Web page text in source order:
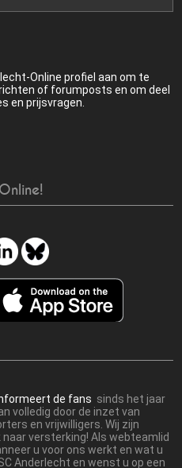
Online profiel aan om te
of forumposts en om deel
en prijsvragen.
de fans sinds het jaar
volledig door de inzet van
en vrijwilligers. Wij zijn
versterking! Als webteamlid
u voor ons werkt en wat u
Anderlecht en wenst u op een